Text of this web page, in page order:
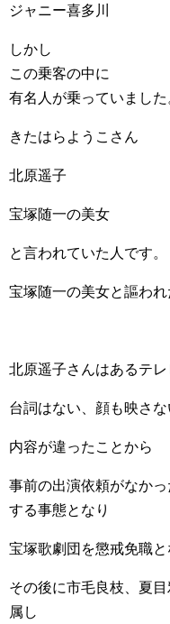
ジャニー喜多川
しかし
この乗客の中に
有名人が乗っていました
きたはらようこさん
北原遥子
宝塚随一の美女
と言われていた人です。
宝塚随一の美女と謳われ
北原遥子さんはあるテ
台詞はない、顔も映さ
内容が違ったことから
事前の出演依頼がなか
する事態となり
宝塚歌劇団を懲戒免職と
その後に市毛良枝、夏
属し